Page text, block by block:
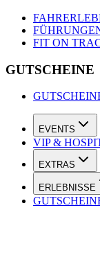
FIT ON
GUTSCHEINE
EVENTS
VIP &
EXTRAS
ERLEBNISSE